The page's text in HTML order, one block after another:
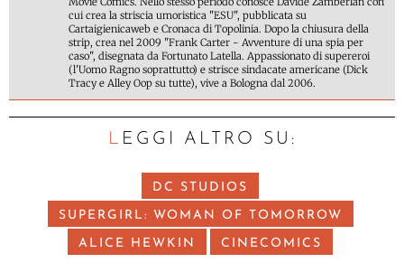
cui crea la striscia umoristica "ESU", pubblicata su
Cartaigienicaweb e Cronaca di Topolinia. Dopo la chiusura della
strip, crea nel 2009 "Frank Carter - Avventure di una spia per
caso", disegnata da Fortunato Latella. Appassionato di supereroi
(l'Uomo Ragno soprattutto) e strisce sindacate americane (Dick
Tracy e Alley Oop su tutte), vive a Bologna dal 2006.
LEGGI ALTRO SU:
DC STUDIOS
SUPERGIRL: WOMAN OF TOMORROW
ALICE HEWKIN CINECOMICS